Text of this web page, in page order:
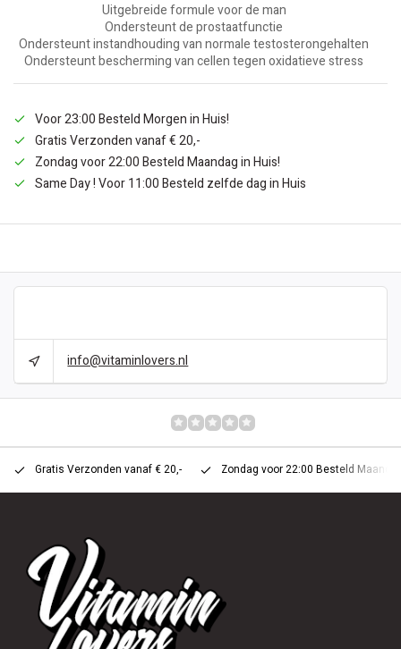
Uitgebreide formule voor de man
Ondersteunt de prostaatfunctie
Ondersteunt instandhouding van normale testosterongehalten
Ondersteunt bescherming van cellen tegen oxidatieve stress
Voor 23:00 Besteld Morgen in Huis!
Gratis Verzonden vanaf € 20,-
Zondag voor 22:00 Besteld Maandag in Huis!
Same Day ! Voor 11:00 Besteld zelfde dag in Huis
info@vitaminlovers.nl
Gratis Verzonden vanaf € 20,- Zondag voor 22:00 Besteld